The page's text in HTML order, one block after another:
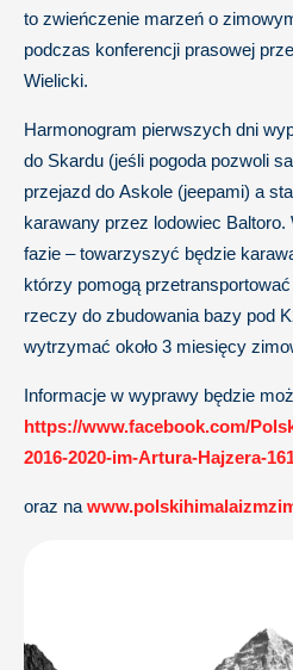
to zwieńczenie marzeń o
podczas konferencji prasowej
Wielicki.
Harmonogram pierwszych dni
do Skardu (jeśli pogoda pozwoli
przejazd do Askole (jeepami) a
karawany przez lodowiec
fazie – towarzyszyć będzie
którzy pomogą
rzeczy do zbudowania bazy pod
wytrzymać około 3 miesięcy
Informacje w wyprawy będzie
https://www.facebook.com/
2016-2020-im-Artura-Hajzera-
oraz na